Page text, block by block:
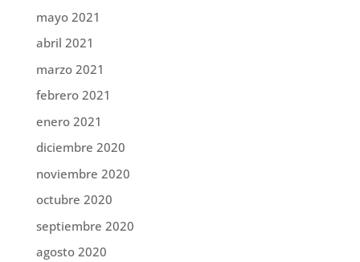
mayo 2021
abril 2021
marzo 2021
febrero 2021
enero 2021
diciembre 2020
noviembre 2020
octubre 2020
septiembre 2020
agosto 2020